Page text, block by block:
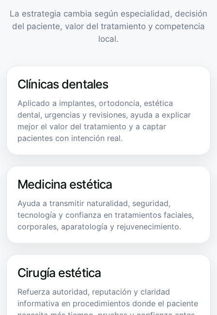
La estrategia cambia según especialidad, decisión
del paciente, valor del tratamiento y competencia
local.
Clínicas dentales
Aplicado a implantes, ortodoncia, estética
dental, urgencias y revisiones, ayuda a explicar
mejor el valor del tratamiento y a captar
pacientes con intención real.
Medicina estética
Ayuda a transmitir naturalidad, seguridad,
tecnología y confianza en tratamientos faciales,
corporales, aparatología y rejuvenecimiento.
Cirugía estética
Refuerza autoridad, reputación y claridad
informativa en procedimientos donde el paciente